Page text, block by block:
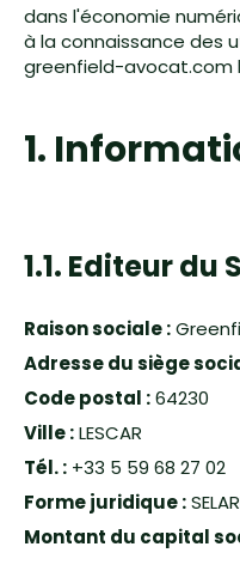
dans l'économie
à la connaissance des
greenfield-avocat.com
1.
1.1. Editeur du
Raison sociale :
Adresse du siège
Code postal :64230
Ville :LESCAR
Tél. : +33 5 59 68 27 02
Forme juridique :
Montant du capital